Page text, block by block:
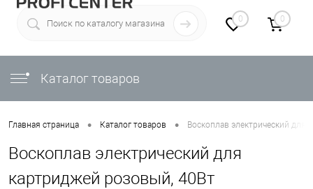
0 0
Каталог товаров
Главная страница • Каталог товаров • Воскоплав электрический для
Воскоплав электрический для
картриджей розовый, 40Вт